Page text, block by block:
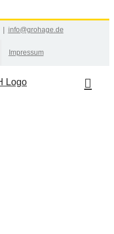
info@grohage.de
Impressum